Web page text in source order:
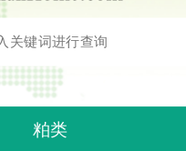
粕类